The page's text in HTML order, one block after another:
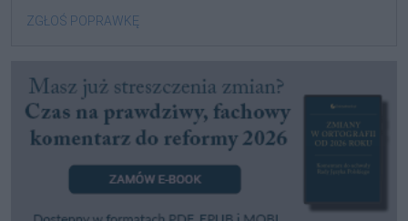
ZGŁOŚ POPRAWKĘ